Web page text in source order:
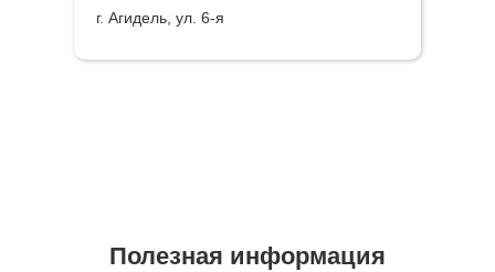
г. Агидель, ул. 6-я
Полезная информация